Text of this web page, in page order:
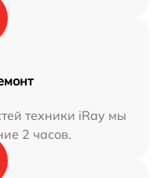
техники iRay мы
2 часов.